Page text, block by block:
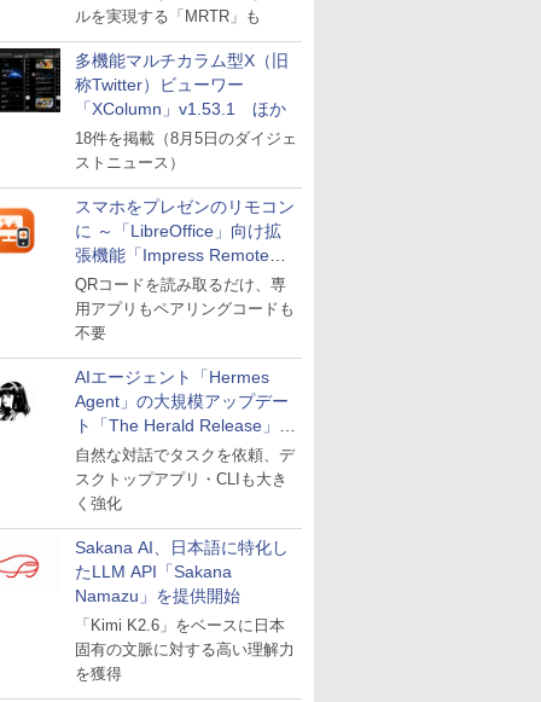
ルを実現する「MRTR」も
多機能マルチカラム型X（旧
称Twitter）ビューワー
「XColumn」v1.53.1 ほか
18件を掲載（8月5日のダイジェ
ストニュース）
スマホをプレゼンのリモコン
に ～「LibreOffice」向け拡
張機能「Impress Remote」
が公開
QRコードを読み取るだけ、専
用アプリもペアリングコードも
不要
AIエージェント「Hermes
Agent」の大規模アップデー
ト「The Herald Release」が
公開
自然な対話でタスクを依頼、デ
スクトップアプリ・CLIも大き
く強化
Sakana AI、日本語に特化し
たLLM API「Sakana
Namazu」を提供開始
「Kimi K2.6」をベースに日本
固有の文脈に対する高い理解力
を獲得